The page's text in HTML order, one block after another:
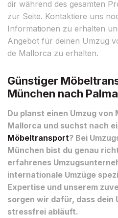
dir während des gesamten
zur Seite. Kontaktiere uns
Informationen zu erhalten
Angebot für deinen Umzug
de Mallorca zu erhalten.
Günstiger
München nach
Du planst einen Umzug von
Mallorca und suchst nach
Möbeltransport? Bei
München bist du genau
erfahrenes
internationale Umzüge
Expertise und unserem
sorgen wir dafür, dass dein
stressfrei abläuft.